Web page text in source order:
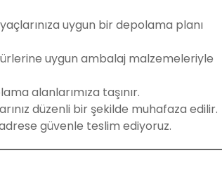
uygun bir depolama planı
uygun ambalaj malzemeleriyle
alanlarımıza taşınır.
düzenli bir şekilde muhafaza edilir.
güvenle teslim ediyoruz.